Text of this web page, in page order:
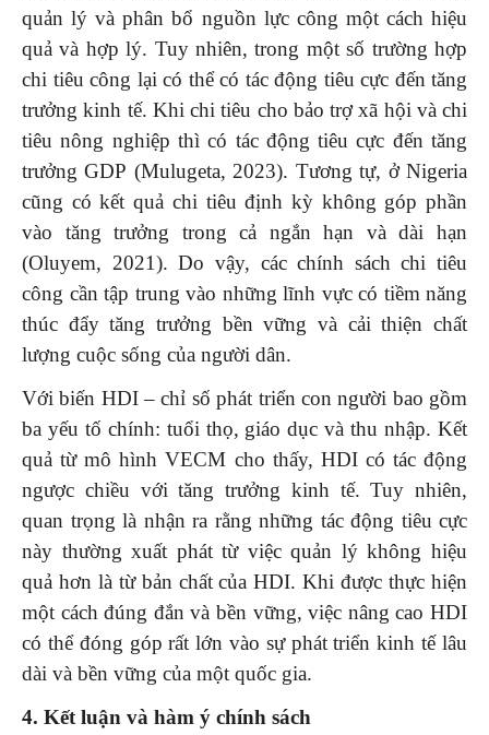
quản lý và phân bổ nguồn lực công một cách hiệu
quả và hợp lý. Tuy nhiên, trong một số trường hợp
chi tiêu công lại có thể có tác động tiêu cực đến tăng
trưởng kinh tế. Khi chi tiêu cho bảo trợ xã hội và chi
tiêu nông nghiệp thì có tác động tiêu cực đến tăng
trưởng GDP (Mulugeta, 2023). Tương tự, ở Nigeria
cũng có kết quả chi tiêu định kỳ không góp phần
vào tăng trưởng trong cả ngắn hạn và dài hạn
(Oluyem, 2021). Do vậy, các chính sách chi tiêu
công cần tập trung vào những lĩnh vực có tiềm năng
thúc đẩy tăng trưởng bền vững và cải thiện chất
lượng cuộc sống của người dân.
Với biến HDI – chỉ số phát triển con người bao gồm
ba yếu tố chính: tuổi thọ, giáo dục và thu nhập. Kết
quả từ mô hình VECM cho thấy, HDI có tác động
ngược chiều với tăng trưởng kinh tế. Tuy nhiên,
quan trọng là nhận ra rằng những tác động tiêu cực
này thường xuất phát từ việc quản lý không hiệu
quả hơn là từ bản chất của HDI. Khi được thực hiện
một cách đúng đắn và bền vững, việc nâng cao HDI
có thể đóng góp rất lớn vào sự phát triển kinh tế lâu
dài và bền vững của một quốc gia.
4. Kết luận và hàm ý chính sách